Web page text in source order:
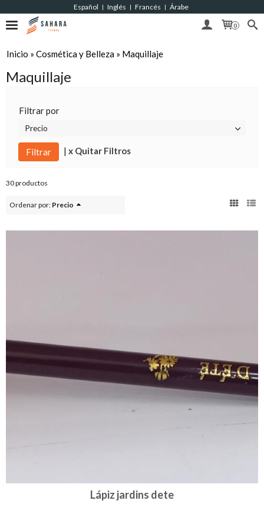
Español | Inglés | Francés | Árabe
0
Inicio » Cosmética y Belleza » Maquillaje
Maquillaje
Filtrar por
Precio
| x Quitar Filtros
30 productos
Ordenar por: Precio
Lápiz jardins dete